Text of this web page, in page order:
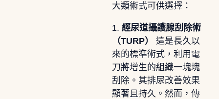
大類術式可供選擇：
1. 經尿道攝護腺刮除術
（TURP）
這是長久以
來的標準術式，利用電
刀將增生的組織一塊塊
刮除。其排尿改善效果
顯著且持久。然而，傳